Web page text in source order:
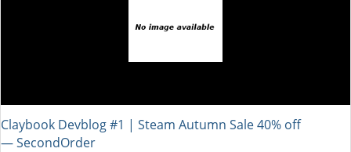
Claybook Devblog #1 | Steam Autumn Sale 40% off
― SecondOrder